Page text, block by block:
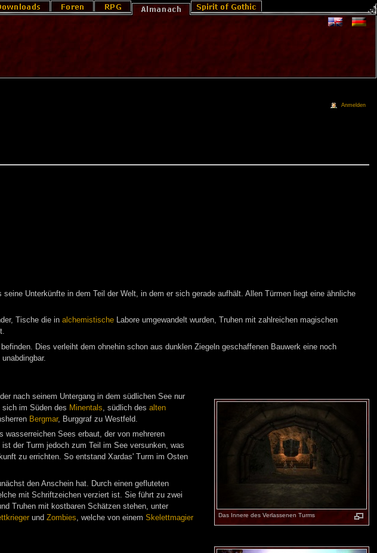
Unterkünfte in dem Teil der Welt, in dem er sich gerade aufhält. Allen Türmen liegt eine ähnliche
Tische die in alchemistischeLabore umgewandelt wurden, Truhen mit zahlreichen magischen
Dies verleiht dem ohnehin schon aus dunklen Ziegeln geschaffenen Bauwerk eine noch
unabdingbar.
Das Innere des Verlassenen Turms
nach seinem Untergang in dem südlichen See nur
sich im Süden des Minentals, südlich des alten
Bergmar, Burggraf zu Westfeld.
wasserreichen Sees erbaut, der von mehreren
der Turm jedoch zum Teil im See versunken, was
zu errichten. So entstand Xardas' Turm im Osten
den Anschein hat. Durch einen gefluteten
mit Schriftzeichen verziert ist. Sie führt zu zwei
Truhen mit kostbaren Schätzen stehen, unter
und Zombies , welche von einem Skelettmagier
Anmelden